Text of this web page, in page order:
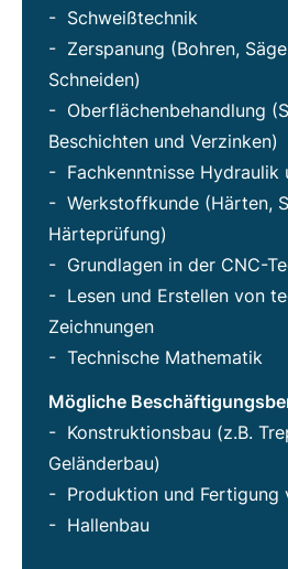
- Schweißtechnik
- Zerspanung (Bohren,
Schneiden)
- Oberflächenbehandlung
Beschichten und Verzinken)
- Fachkenntnisse Hydraulik
- Werkstoffkunde (Härten,
Härteprüfung)
- Grundlagen in der CNC-
- Lesen und Erstellen von
Zeichnungen
- Technische Mathematik
Mögliche
- Konstruktionsbau (z.B.
Geländerbau)
- Produktion und Fertigung
- Hallenbau